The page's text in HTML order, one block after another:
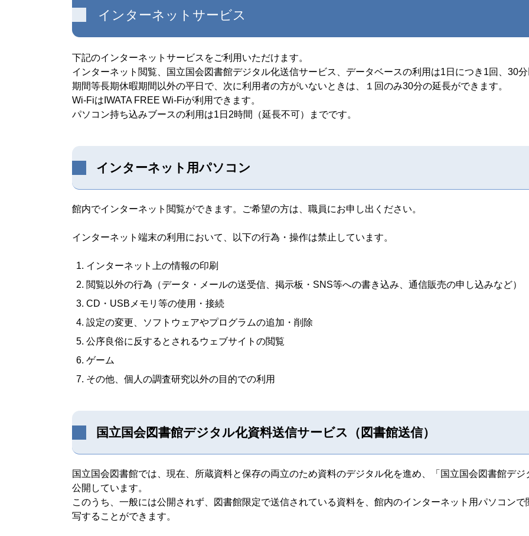
インターネットサービス
下記のインターネットサービスをご利用いただけます。
インターネット閲覧、国立国会図書館デジタル化送信サービス、データベースの利用は1日につき1回、30
期間等長期休暇期間以外の平日で、次に利用者の方がいないときは、１回のみ30分の延長ができます。
Wi-FiはIWATA FREE Wi-Fiが利用できます。
パソコン持ち込みブースの利用は1日2時間（延長不可）までです。
インターネット用パソコン
館内でインターネット閲覧ができます。ご希望の方は、職員にお申し出ください。
インターネット端末の利用において、以下の行為・操作は禁止しています。
インターネット上の情報の印刷
閲覧以外の行為（データ・メールの送受信、掲示板・SNS等への書き込み、通信販売の申し込みなど）
CD・USBメモリ等の使用・接続
設定の変更、ソフトウェアやプログラムの追加・削除
公序良俗に反するとされるウェブサイトの閲覧
ゲーム
その他、個人の調査研究以外の目的での利用
国立国会図書館デジタル化資料送信サービス（図書館送信）
国立国会図書館では、現在、所蔵資料と保存の両立のため資料のデジタル化を進め、「国立国会図書館デジ
公開しています。
このうち、一般には公開されず、図書館限定で送信されている資料を、館内のインターネット用パソコン
写することができます。